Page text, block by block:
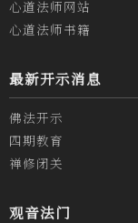
心道法师网站
心道法师书籍
最新开示消息
佛法开示
四期教育
禅修闭关
观音法门